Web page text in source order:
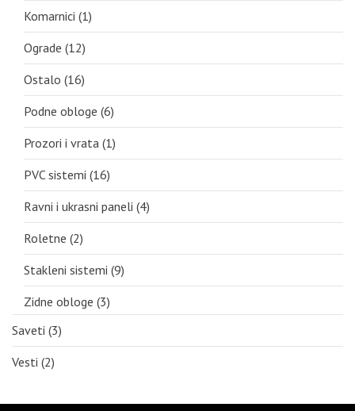
Komarnici (1)
Ograde (12)
Ostalo (16)
Podne obloge (6)
Prozori i vrata (1)
PVC sistemi (16)
Ravni i ukrasni paneli (4)
Roletne (2)
Stakleni sistemi (9)
Zidne obloge (3)
Saveti (3)
Vesti (2)